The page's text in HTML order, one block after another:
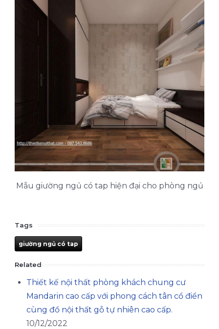
Mẫu giường ngủ có tap hiện đại cho phòng ngủ
Tags
giường ngủ có tap
Related
Thiết kế nội thất phòng khách chung cư
Mandarin cao cấp với phong cách tân cổ điển
cùng đồ nội thất gỗ tự nhiên cao cấp.
10/12/2022